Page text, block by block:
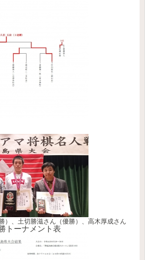
勝）、土切勝滋さん（優勝）、高木厚成さん
トーナメント表